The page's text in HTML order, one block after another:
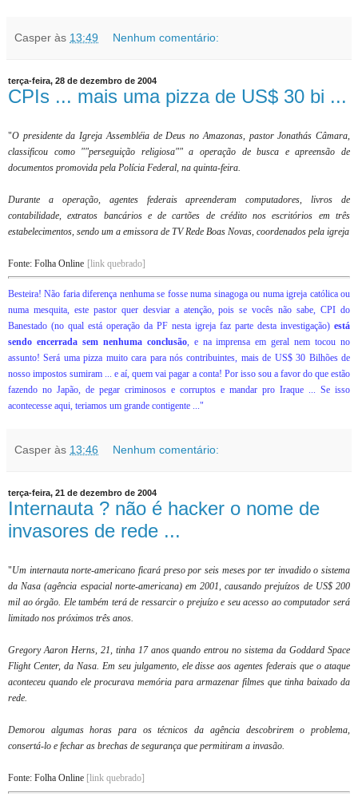
Casper às 13:49 Nenhum comentário:
terça-feira, 28 de dezembro de 2004
CPIs ... mais uma pizza de US$ 30 bi ...
"O presidente da Igreja Assembléia de Deus no Amazonas, pastor Jonathás Câmara,
classificou como ""perseguição religiosa"" a operação de busca e apreensão de
documentos promovida pela Polícia Federal, na quinta-feira.
Durante a operação, agentes federais apreenderam computadores, livros de
contabilidade, extratos bancários e de cartões de crédito nos escritórios em três
estabelecimentos, sendo um a emissora de TV Rede Boas Novas, coordenados pela igreja
Fonte: Folha Online [link quebrado]
Besteira! Não faria diferença nenhuma se fosse numa sinagoga ou numa igreja católica ou
numa mesquita, este pastor quer desviar a atenção, pois se vocês não sabe, CPI do
Banestado (no qual está operação da PF nesta igreja faz parte desta investigação) está
sendo encerrada sem nenhuma conclusão, e na imprensa em geral nem tocou no
assunto! Será uma pizza muito cara para nós contribuintes, mais de US$ 30 Bilhões de
nosso impostos sumiram ... e aí, quem vai pagar a conta! Por isso sou a favor do que estão
fazendo no Japão, de pegar criminosos e corruptos e mandar pro Iraque ... Se isso
acontecesse aqui, teriamos um grande contigente ..."
Casper às 13:46 Nenhum comentário:
terça-feira, 21 de dezembro de 2004
Internauta ? não é hacker o nome de
invasores de rede ...
"Um internauta norte-americano ficará preso por seis meses por ter invadido o sistema
da Nasa (agência espacial norte-americana) em 2001, causando prejuízos de US$ 200
mil ao órgão. Ele também terá de ressarcir o prejuízo e seu acesso ao computador será
limitado nos próximos três anos.
Gregory Aaron Herns, 21, tinha 17 anos quando entrou no sistema da Goddard Space
Flight Center, da Nasa. Em seu julgamento, ele disse aos agentes federais que o ataque
aconteceu quando ele procurava memória para armazenar filmes que tinha baixado da
rede.
Demorou algumas horas para os técnicos da agência descobrirem o problema,
consertá-lo e fechar as brechas de segurança que permitiram a invasão.
Fonte: Folha Online [link quebrado]